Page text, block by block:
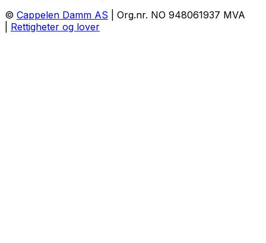
© Cappelen Damm AS | Org.nr. NO 948061937 MVA
Rettigheter og lover